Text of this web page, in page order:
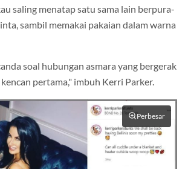
saling menatap satu sama lain berpura-
sambil memakai pakaian dalam warna
soal hubungan asmara yang bergerak
pertama," imbuh Kerri Parker.
Perbesar